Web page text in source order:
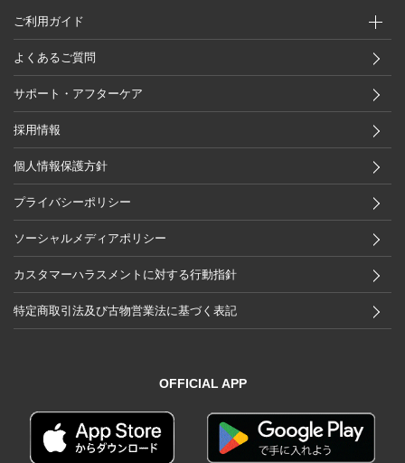
ご利用ガイド
よくあるご質問
サポート・アフターケア
採用情報
個人情報保護方針
プライバシーポリシー
ソーシャルメディアポリシー
カスタマーハラスメントに対する行動指針
特定商取引法及び古物営業法に基づく表記
OFFICIAL APP